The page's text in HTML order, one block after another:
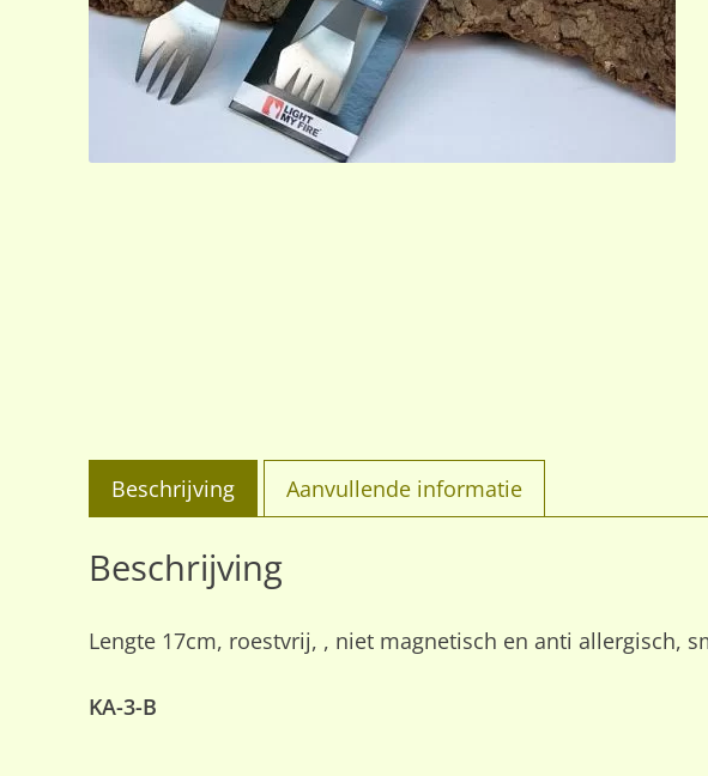
Beschrijving Aanvullende informatie
Beschrijving
Lengte 17cm, roestvrij, , niet magnetisch en anti allergisch,
KA-3-B